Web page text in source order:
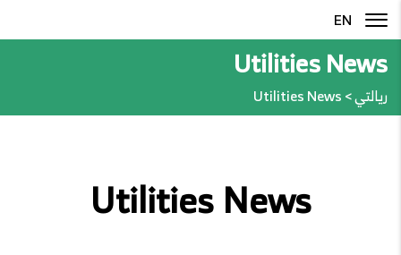
EN
Utilities News
ريالتي>
Utilities News
Utilities News